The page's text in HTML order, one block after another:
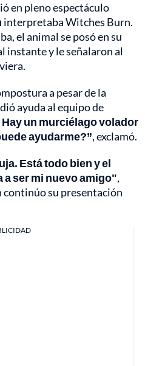
en pleno espectáculo
interpretaba Witches Burn.
el animal se posó en su
instante y le señalaron al
a pesar de la
ayuda al equipo de
Hay un murciélago volador
ayudarme?”, exclamó.
Está todo bien y el
a ser mi nuevo amigo",
su presentación